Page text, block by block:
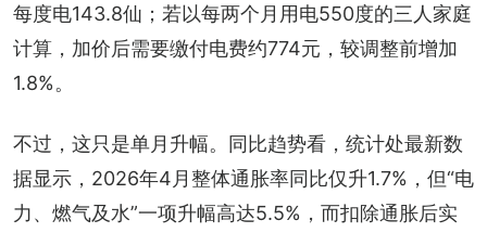
每度电143.8仙；若以每两个月用电550度的三人家庭
计算，加价后需要缴付电费约774元，较调整前增加
1.8%。
不过，这只是单月升幅。同比趋势看，统计处最新数
据显示，2026年4月整体通胀率同比仅升1.7%，但“电
力、燃气及水”一项升幅高达5.5%，而扣除通胀后实